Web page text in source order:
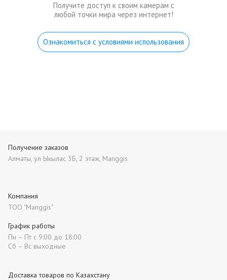
Получите доступ к своим камерам с
любой точки мира через интернет!
Ознакомиться с условиями использования
Получение заказов
Алматы, ул Ыкылас 3Б, 2 этаж, Manggis
Компания
ТОО "Manggis"
Доставка товаров по Казахстану
График работы
Пн – Пт с 9:00 до 18:00
Сб – Вс выходные